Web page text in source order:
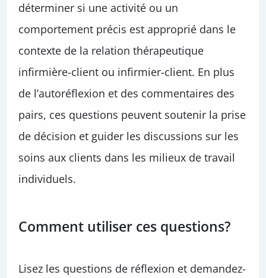
déterminer si une activité ou un
comportement précis est approprié dans le
contexte de la relation thérapeutique
infirmière-client ou infirmier-client. En plus
de l’autoréflexion et des commentaires des
pairs, ces questions peuvent soutenir la prise
de décision et guider les discussions sur les
soins aux clients dans les milieux de travail
individuels.
Comment utiliser ces questions?
Lisez les questions de réflexion et demandez-